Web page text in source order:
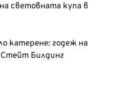
световната купа в
катерене: годеж на
Билдинг